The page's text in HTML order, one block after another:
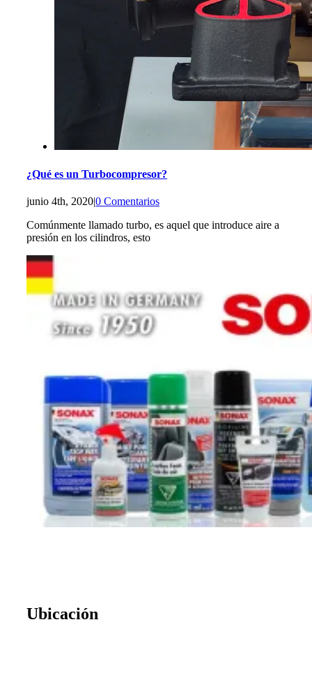
¿Qué es un Turbocompresor?
junio 4th, 2020|0 Comentarios
Comúnmente llamado turbo, es aquel que introduce aire a
presión en los cilindros, esto
Ubicación